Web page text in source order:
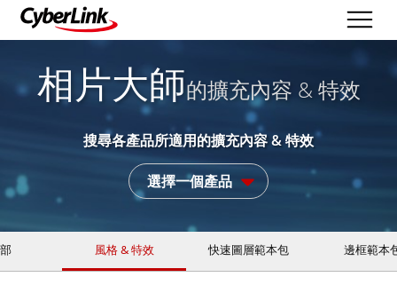
相片大師的擴充內容 & 特效
搜尋各產品所適用的擴充內容 & 特效
選擇一個產品
風格 & 特效 快速圖層範本包 邊框範本